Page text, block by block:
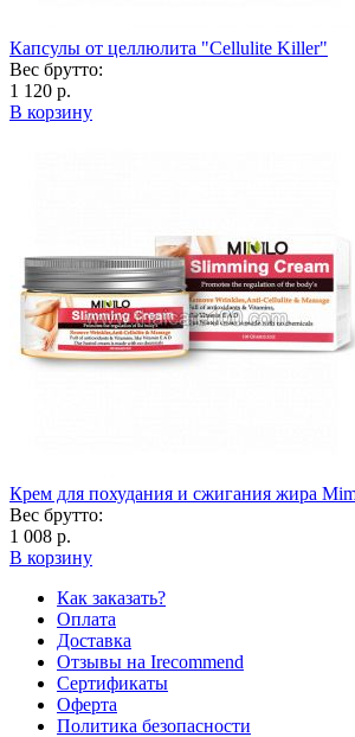
Капсулы от целлюлита "Cellulite Killer"
Вес брутто:
1 120 р.
В корзину
Крем для похудания и сжигания жира
Вес брутто:
1 008 р.
В корзину
Как заказать?
Оплата
Доставка
Отзывы на Irecommend
Сертификаты
Оферта
Политика безопасности